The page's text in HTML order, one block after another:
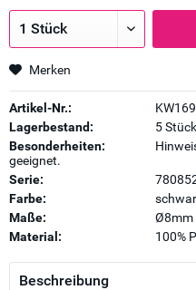
Merken
Artikel-Nr.:
Lagerbestand:
5 Stück
Besonderheiten:
geeignet.
Serie:
Farbe:
Maße:
Ø8mm
Material:
100%
Beschreibung